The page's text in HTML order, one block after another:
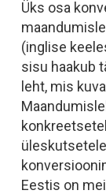
Üks osa
(inglise
sisu haakub
leht, mis
Eestis on